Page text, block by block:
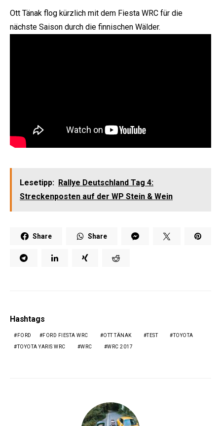
Ott Tänak flog kürzlich mit dem Fiesta WRC für die
nächste Saison durch die finnischen Wälder.
Lesetipp: Rallye Deutschland Tag 4:
Streckenposten auf der WP Stein & Wein
Share Share
Hashtags
FORD FORD FIESTA WRC OTT TÄNAK TEST TOYOTA
TOYOTA YARIS WRC WRC WRC 2017